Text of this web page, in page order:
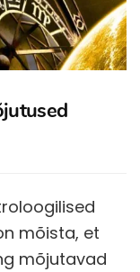
mõista, et
mõjutavad